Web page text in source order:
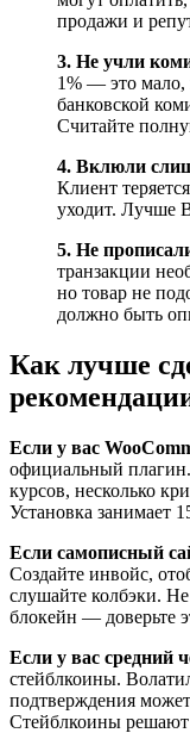
продажи и
3. Не учли
1% — это мало,
банковской
Считайте
4. Вклюли
Клиент
уходит. Лучше
5. Не
транзакции
но товар не
должно быть
Как лучше
Если у вас
официальный
курсов, несколько
Установка занимает
Если самописный
Создайте инвойс,
слушайте колбэки.
блокейн — доверьте
Если у вас средний
стейблкоины.
подтверждения
Стейблкоины решают